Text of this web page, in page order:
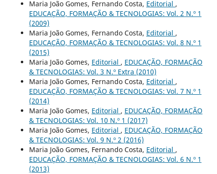
Maria João Gomes, Fernando Costa, Editorial ,
EDUCAÇÃO, FORMAÇÃO & TECNOLOGIAS: Vol. 2 N.º 1
(2009)
Maria João Gomes, Fernando Costa, Editorial ,
EDUCAÇÃO, FORMAÇÃO & TECNOLOGIAS: Vol. 8 N.º 1
(2015)
Maria João Gomes, Editorial , EDUCAÇÃO, FORMAÇÃO
& TECNOLOGIAS: Vol. 3 N.º Extra (2010)
Maria João Gomes, Fernando Costa, Editorial ,
EDUCAÇÃO, FORMAÇÃO & TECNOLOGIAS: Vol. 7 N.º 1
(2014)
Maria João Gomes, Editorial , EDUCAÇÃO, FORMAÇÃO
& TECNOLOGIAS: Vol. 10 N.º 1 (2017)
Maria João Gomes, Editorial , EDUCAÇÃO, FORMAÇÃO
& TECNOLOGIAS: Vol. 9 N.º 2 (2016)
Maria João Gomes, Fernando Costa, Editorial ,
EDUCAÇÃO, FORMAÇÃO & TECNOLOGIAS: Vol. 6 N.º 1
(2013)